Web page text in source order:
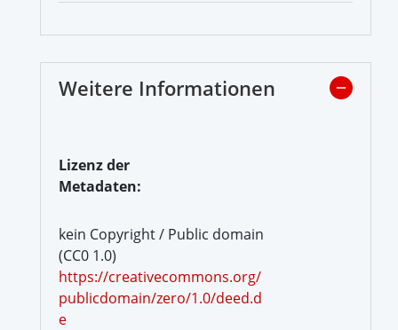
Weitere Informationen
Lizenz der
Metadaten:
kein Copyright / Public domain
(CC0 1.0)
https://creativecommons.org/
publicdomain/zero/1.0/deed.d
e